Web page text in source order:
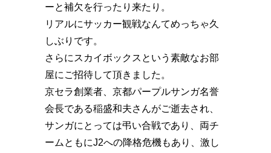
ーと補欠を行ったり来たり。
リアルにサッカー観戦なんてめっちゃ久
しぶりです。
さらにスカイボックスという素敵なお部
屋にご招待して頂きました。
京セラ創業者、京都パープルサンガ名誉
会長である稲盛和夫さんがご逝去され、
サンガにとっては弔い合戦であり、両チ
ームともにJ2への降格危機もあり、激し